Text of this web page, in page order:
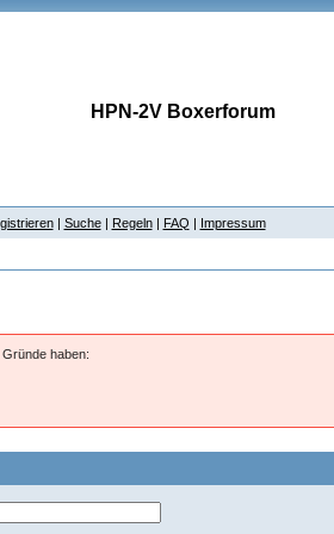
HPN-2V Boxerforum
| Suche| Regeln| FAQ | Impressum
haben: